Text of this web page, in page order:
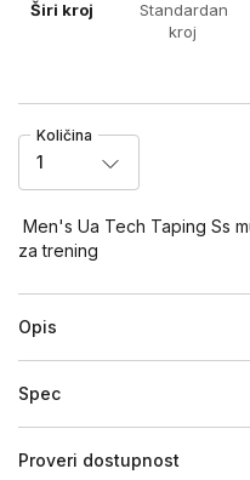
Širi kroj
Standardan
kroj
Količina
1
Men's Ua Tech Taping Ss
za trening
Opis
Spec
Proveri dostupnost